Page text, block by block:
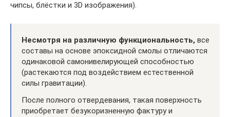
чипсы, блёстки и 3D изображения).
Несмотря на различную функциональность, все
составы на основе эпоксидной смолы отличаются
одинаковой самонивелирующей способностью
(растекаются под воздействием естественной
силы гравитации).
После полного отвердевания, такая поверхность
приобретает безукоризненную фактуру и